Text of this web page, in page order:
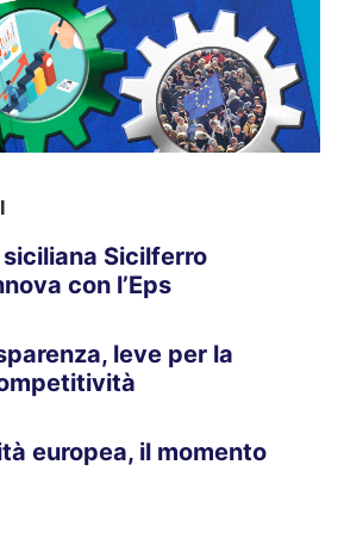
Sicilferro
con l’Eps
leve per la
europea, il momento